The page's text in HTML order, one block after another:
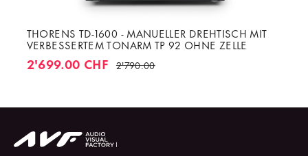
THORENS TD-1600 - MANUELLER DREHTISCH MIT
VERBESSERTEM TONARM TP 92 OHNE ZELLE
2'699.00 CHF 2'790.00